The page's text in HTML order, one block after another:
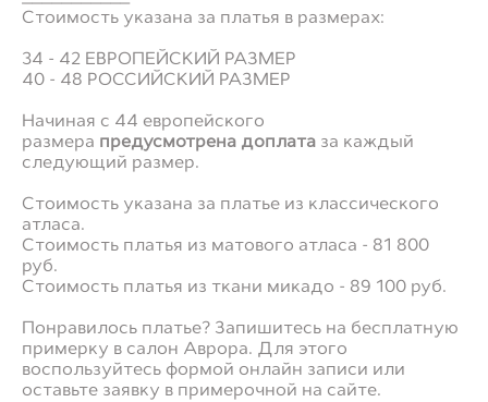
Стоимость указана за платья в размерах:
34 - 42 ЕВРОПЕЙСКИЙ РАЗМЕР
40 - 48 РОССИЙСКИЙ РАЗМЕР
Начиная с 44 европейского
размера предусмотрена доплата за каждый
следующий размер.
Стоимость указана за платье из классического
атласа.
Стоимость платья из матового атласа - 81 800
руб.
Стоимость платья из ткани микадо - 89 100 руб.
Понравилось платье? Запишитесь на бесплатную
примерку в салон Аврора. Для этого
воспользуйтесь формой онлайн записи или
оставьте заявку в примерочной на сайте.